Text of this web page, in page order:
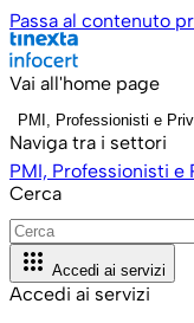
Passa al contenuto
Vai all'home page
PMI, Professionisti e
Naviga tra i settori
PMI, Professionisti e
Cerca
apps Accedi ai servizi
Accedi ai servizi